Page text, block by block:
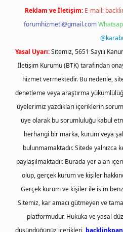
Reklam ve İletişim: E-mail:
forumhizmeti@gmail.com
Yasal Uyarı:Sitemiz, 5651 Sayılı
İletişim Kurumu (BTK) tarafından
hizmet vermektedir. Bu nedenle,
denetleme veya araştırma
üyelerimiz yazdıkları içeriklerin
üye olarak bu sorumluluğu kabul
herhangi bir marka, kurum veya
bulunmamaktadır. Sitede yalnızca
paylaşılmaktadır. Burada yer alan
olup, gerçek kurum ve kişiler
Gerçek kurum ve kişiler ile isim
Sitemiz, kar amacı gütmeyen ve
platformudur. Hukuka ve yasal
düşündüğünüz içerikleri,